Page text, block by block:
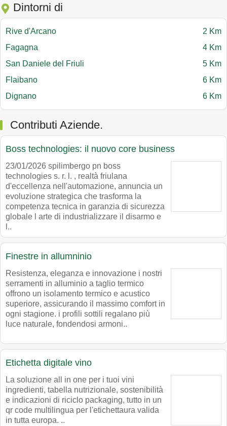
Dintorni di
Rive d'Arcano
2 Km
Fagagna
4 Km
San Daniele del Friuli
5 Km
Flaibano
6 Km
Dignano
6 Km
Contributi Aziende.
Boss technologies: il nuovo core business
23/01/2026 spilimbergo pn boss
technologies s. r. l. , realtà friulana
d'eccellenza nell'automazione, annuncia un
evoluzione strategica che trasforma la
competenza tecnica in garanzia di sicurezza
globale l arte di industrializzare il disarmo e
l..
Finestre in allumninio
Resistenza, eleganza e innovazione i nostri
serramenti in alluminio a taglio termico
offrono un isolamento termico e acustico
superiore, assicurando il massimo comfort in
ogni stagione. i profili sottili regalano più
luce naturale, fondendosi armoni..
Etichetta digitale vino
La soluzione all in one per i tuoi vini
ingredienti, tabella nutrizionale, sostenibilità
e indicazioni di riciclo packaging, tutto in un
qr code multilingua per l'etichettaura valida
in tutta europa. ..